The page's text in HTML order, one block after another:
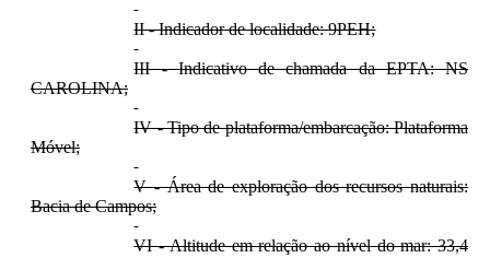
II - Indicador de localidade: 9PEH;
III - Indicativo de chamada da EPTA: NS
CAROLINA;
IV - Tipo de plataforma/embarcação: Plataforma
Móvel;
V - Área de exploração dos recursos naturais:
Bacia de Campos;
VI - Altitude em relação ao nível do mar: 33,4